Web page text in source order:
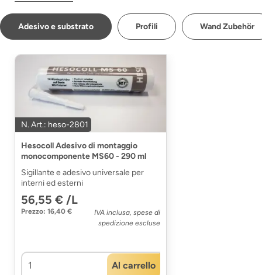
Adesivo e substrato Profili Wand Zubehör
N. Art.: heso-2801
Hesocoll Adesivo di montaggio
monocomponente MS60 - 290 ml
Sigillante e adesivo universale per
interni ed esterni
56,55 € /L
Prezzo: 16,40 €
IVA inclusa, spese di
spedizione escluse
Al carrello